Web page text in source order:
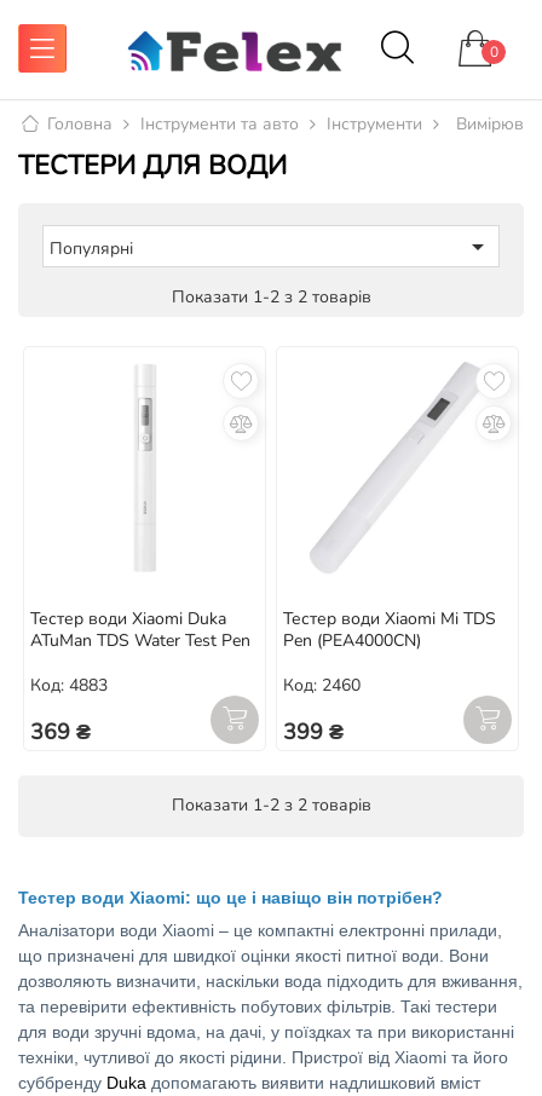
0
Головна Інструменти та авто Інструменти
ТЕСТЕРИ ДЛЯ ВОДИ
Популярні 
Показати 1-2 з 2 товарів
Тестер води Xiaomi Duka
ATuMan TDS Water Test Pen
Код: 4883
369 ₴
Тестер води Xiaomi Mi TDS
Pen (PEA4000CN)
Код: 2460
399 ₴
Показати 1-2 з 2 товарів
Тестер води Xiaomi: що це і навіщо він потрібен?
Аналізатори води Xiaomi – це компактні електронні прилади,
що призначені для швидкої оцінки якості питної води. Вони
дозволяють визначити, наскільки вода підходить для вживання,
та перевірити ефективність побутових фільтрів. Такі тестери
для води зручні вдома, на дачі, у поїздках та при використанні
техніки, чутливої до якості рідини. Пристрої від Xiaomi та його
суббренду Duka допомагають виявити надлишковий вміст